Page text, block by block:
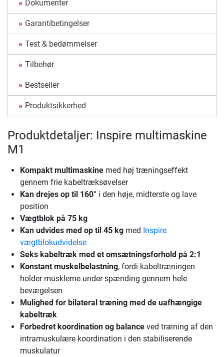
Dokumenter
Garantibetingelser
Test & bedømmelser
Tilbehør
Bestseller
Produktsikkerhed
Produktdetaljer: Inspire multimaskine
M1
Kompakt multimaskine med høj træningseffekt
gennem frie kabeltræksøvelser
Kan drejes op til 160° i den høje, midterste og lave
position
Vægtblok på 75 kg
Kan udvides med op til 45 kg med Inspire
vægtblokudvidelse
Seks kabeltræk med et omsætningsforhold på 2:1
Konstant muskelbelastning, fordi kabeltræningen
holder musklerne under spænding gennem hele
bevægelsen
Mulighed for bilateral træning med de uafhængige
kabeltræk
Forbedret koordination og balance ved træning af den
intramuskulære koordination i den stabiliserende
muskulatur